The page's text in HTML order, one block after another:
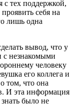
с тех поддержкой,
себя на
лишь одна
вывод, что у
с незнакомыми
человеку
его коллега и
том, что она
И эта информация
было не